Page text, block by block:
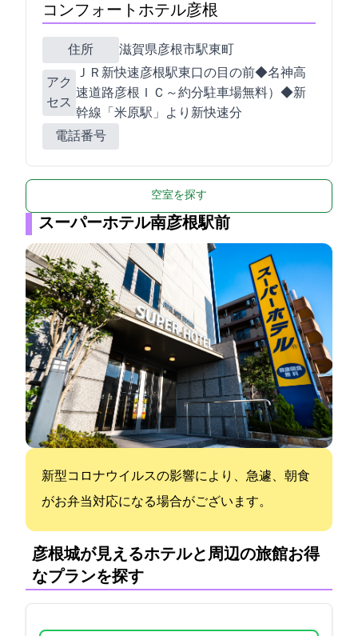
コンフォートホテル彦根
住所 滋賀県彦根市駅東町18-7
アク
セス
ＪＲ新快速彦根駅東口の目の前◆名神高
速道路彦根ＩＣ～約4分(駐車場無料）◆新
幹線「米原駅」より新快速5分
電話番号
空室を探す
スーパーホテル南彦根駅前
新型コロナウイルスの影響により、急遽、朝食
がお弁当対応になる場合がございます。
彦根城が見えるホテルと周辺の旅館:お得
なプランを探す